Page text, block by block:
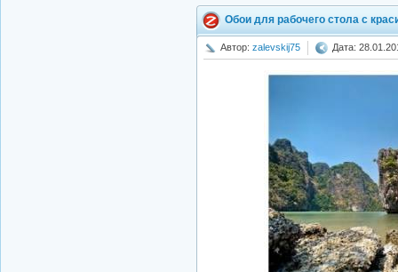
Обои для рабочего стола с
Автор: zalevskij75 Дата: